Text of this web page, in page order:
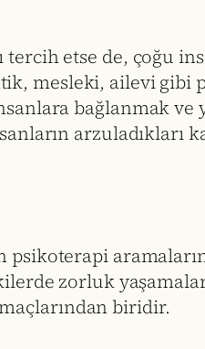
tercih etse de, çoğu
mesleki, ailevi
bağlanmak
arzuladıkları
zorluk
biridir.